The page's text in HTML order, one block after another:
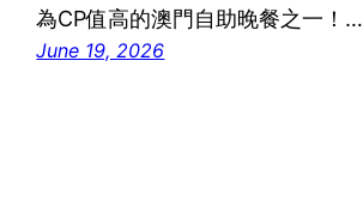
為CP值高的澳門自助晚餐之一！…
June 19, 2026